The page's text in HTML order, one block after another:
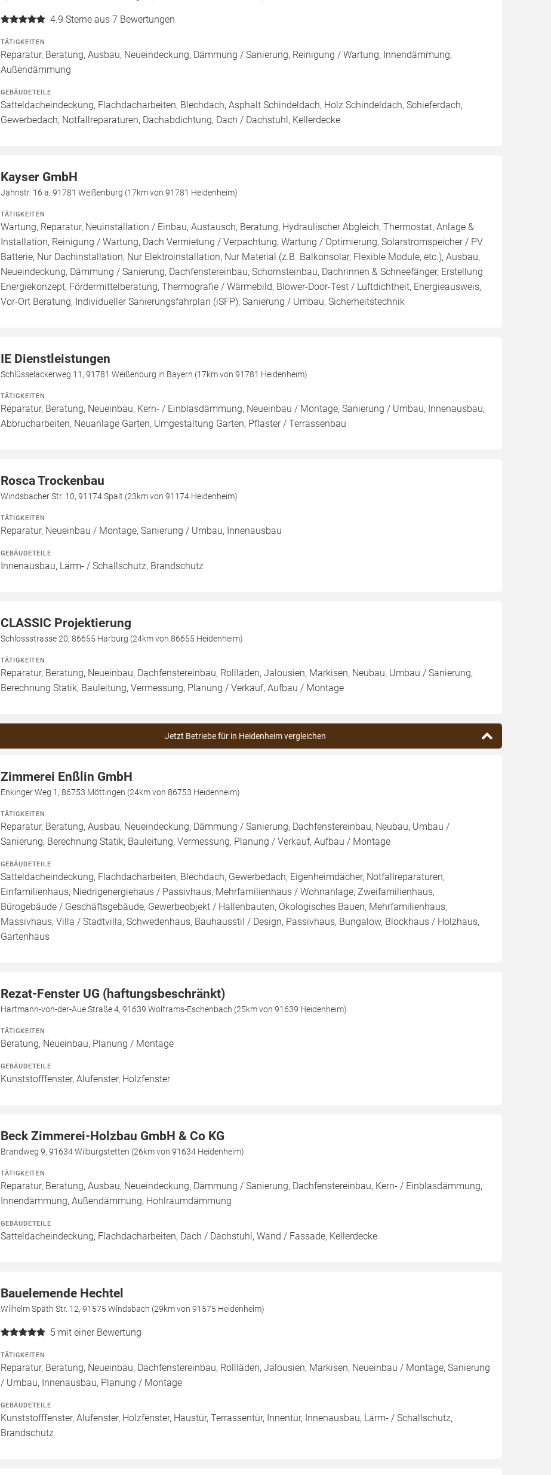
4.9 Sterne aus 7 Bewertungen
TÄTIGKEITEN
Reparatur, Beratung, Ausbau, Neueindeckung, Dämmung / Sanierung, Reinigung / Wartung, Innendämmung,
Außendämmung
GEBÄUDETEILE
Satteldacheindeckung, Flachdacharbeiten, Blechdach, Asphalt Schindeldach, Holz Schindeldach, Schieferdach,
Gewerbedach, Notfallreparaturen, Dachabdichtung, Dach / Dachstuhl, Kellerdecke
Kayser GmbH
Jahnstr. 16 a, 91781 Weißenburg (17km von 91781 Heidenheim)
TÄTIGKEITEN
Wartung, Reparatur, Neuinstallation / Einbau, Austausch, Beratung, Hydraulischer Abgleich, Thermostat, Anlage &
Installation, Reinigung / Wartung, Dach Vermietung / Verpachtung, Wartung / Optimierung, Solarstromspeicher / PV
Batterie, Nur Dachinstallation, Nur Elektroinstallation, Nur Material (z.B. Balkonsolar, Flexible Module, etc.), Ausbau,
Neueindeckung, Dämmung / Sanierung, Dachfenstereinbau, Schornsteinbau, Dachrinnen & Schneefänger, Erstellung
Energiekonzept, Fördermittelberatung, Thermografie / Wärmebild, Blower-Door-Test / Luftdichtheit, Energieausweis,
Vor-Ort Beratung, Individueller Sanierungsfahrplan (iSFP), Sanierung / Umbau, Sicherheitstechnik
IE Dienstleistungen
Schlüsselackerweg 11, 91781 Weißenburg in Bayern (17km von 91781 Heidenheim)
TÄTIGKEITEN
Reparatur, Beratung, Neueinbau, Kern- / Einblasdämmung, Neueinbau / Montage, Sanierung / Umbau, Innenausbau,
Abbrucharbeiten, Neuanlage Garten, Umgestaltung Garten, Pflaster / Terrassenbau
Rosca Trockenbau
Windsbacher Str. 10, 91174 Spalt (23km von 91174 Heidenheim)
TÄTIGKEITEN
Reparatur, Neueinbau / Montage, Sanierung / Umbau, Innenausbau
GEBÄUDETEILE
Innenausbau, Lärm- / Schallschutz, Brandschutz
CLASSIC Projektierung
Schlossstrasse 20, 86655 Harburg (24km von 86655 Heidenheim)
TÄTIGKEITEN
Reparatur, Beratung, Neueinbau, Dachfenstereinbau, Rollläden, Jalousien, Markisen, Neubau, Umbau / Sanierung,
Berechnung Statik, Bauleitung, Vermessung, Planung / Verkauf, Aufbau / Montage
Jetzt Betriebe für in Heidenheim vergleichen
Zimmerei Enßlin GmbH
Enkinger Weg 1, 86753 Möttingen (24km von 86753 Heidenheim)
TÄTIGKEITEN
Reparatur, Beratung, Ausbau, Neueindeckung, Dämmung / Sanierung, Dachfenstereinbau, Neubau, Umbau /
Sanierung, Berechnung Statik, Bauleitung, Vermessung, Planung / Verkauf, Aufbau / Montage
GEBÄUDETEILE
Satteldacheindeckung, Flachdacharbeiten, Blechdach, Gewerbedach, Eigenheimdächer, Notfallreparaturen,
Einfamilienhaus, Niedrigenergiehaus / Passivhaus, Mehrfamilienhaus / Wohnanlage, Zweifamilienhaus,
Bürogebäude / Geschäftsgebäude, Gewerbeobjekt / Hallenbauten, Ökologisches Bauen, Mehrfamilienhaus,
Massivhaus, Villa / Stadtvilla, Schwedenhaus, Bauhausstil / Design, Passivhaus, Bungalow, Blockhaus / Holzhaus,
Gartenhaus
Rezat-Fenster UG (haftungsbeschränkt)
Hartmann-von-der-Aue Straße 4, 91639 Wolframs-Eschenbach (25km von 91639 Heidenheim)
TÄTIGKEITEN
Beratung, Neueinbau, Planung / Montage
GEBÄUDETEILE
Kunststofffenster, Alufenster, Holzfenster
Beck Zimmerei-Holzbau GmbH & Co KG
Brandweg 9, 91634 Wilburgstetten (26km von 91634 Heidenheim)
TÄTIGKEITEN
Reparatur, Beratung, Ausbau, Neueindeckung, Dämmung / Sanierung, Dachfenstereinbau, Kern- / Einblasdämmung,
Innendämmung, Außendämmung, Hohlraumdämmung
GEBÄUDETEILE
Satteldacheindeckung, Flachdacharbeiten, Dach / Dachstuhl, Wand / Fassade, Kellerdecke
Bauelemende Hechtel
Wilhelm Späth Str. 12, 91575 Windsbach (29km von 91575 Heidenheim)
5 mit einer Bewertung
TÄTIGKEITEN
Reparatur, Beratung, Neueinbau, Dachfenstereinbau, Rollläden, Jalousien, Markisen, Neueinbau / Montage, Sanierung
/ Umbau, Innenausbau, Planung / Montage
GEBÄUDETEILE
Kunststofffenster, Alufenster, Holzfenster, Haustür, Terrassentür, Innentür, Innenausbau, Lärm- / Schallschutz,
Brandschutz